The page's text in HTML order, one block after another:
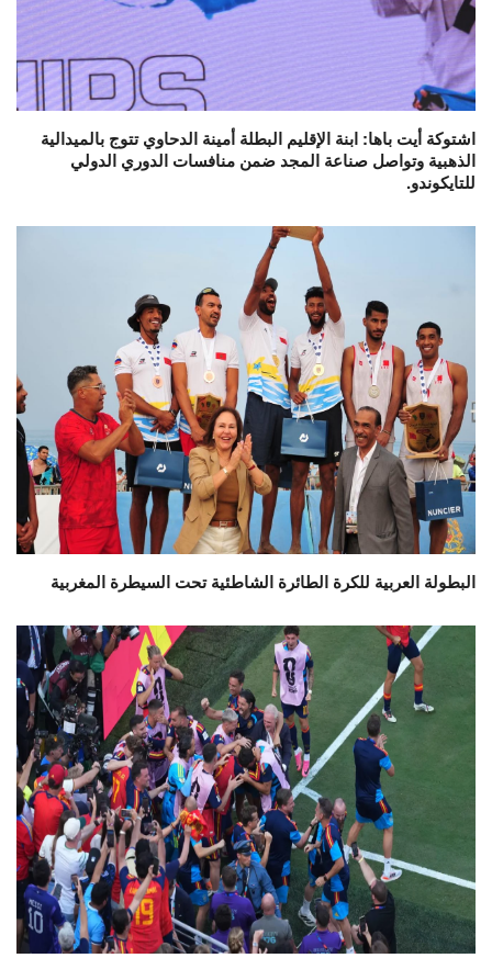
اشتوكة أيت باها: ابنة الإقليم البطلة أمينة الدحاوي تتوج بالميدالية
الذهبية وتواصل صناعة المجد ضمن منافسات الدوري الدولي
للتايكوندو.
البطولة العربية للكرة الطائرة الشاطئية تحت السيطرة المغربية